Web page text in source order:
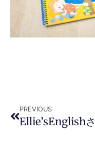
PREVIOUS